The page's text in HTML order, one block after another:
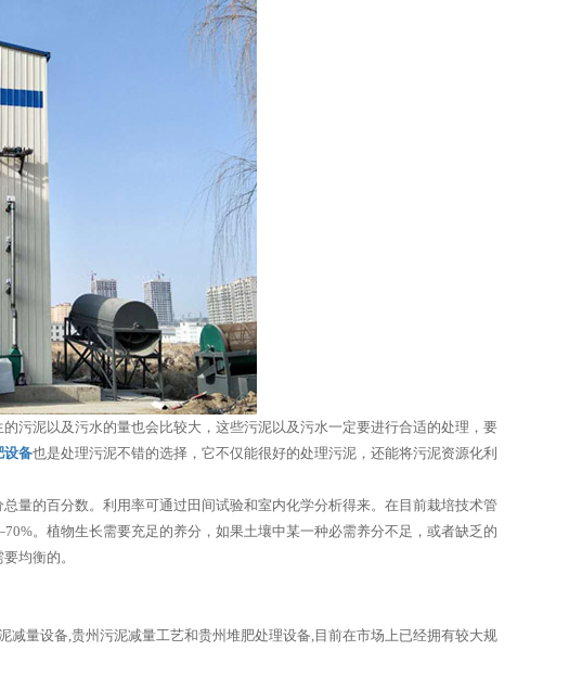
污泥以及污水的量也会比较大，这些污泥以及污水一定要进行合适的处理，要
设备也是处理污泥不错的选择，它不仅能很好的处理污泥，还能将污泥资源化利
量的百分数。利用率可通过田间试验和室内化学分析得来。在目前栽培技术管
。植物生长需要充足的养分，如果土壤中某一种必需养分不足，或者缺乏的
均衡的。
量设备,贵州污泥减量工艺和贵州堆肥处理设备,目前在市场上已经拥有较大规